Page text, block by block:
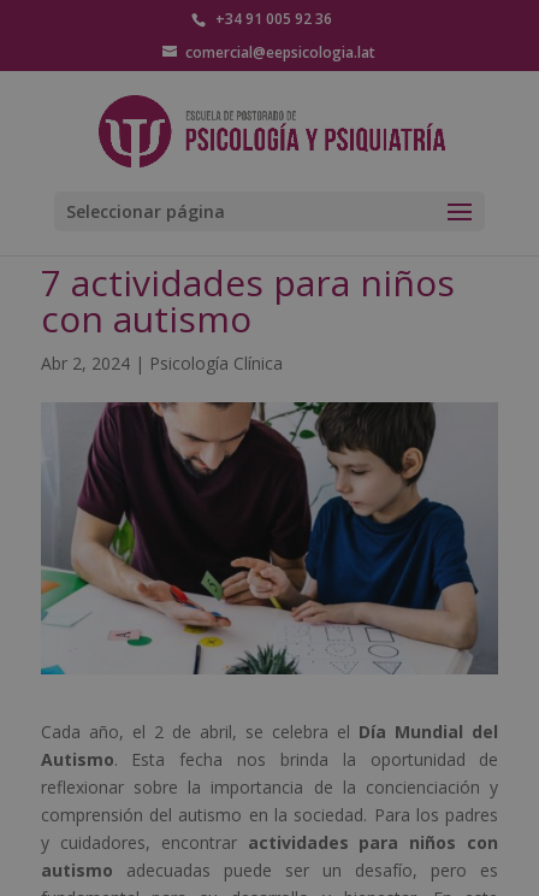
+34 91 005 92 36
comercial@eepsicologia.lat
Seleccionar página
7 actividades para niños
con autismo
Abr 2, 2024| Psicología Clínica
Cada año, el 2 de abril, se celebra el Día Mundial del
Autismo. Esta fecha nos brinda la oportunidad de
reflexionar sobre la importancia de la concienciación y
comprensión del autismo en la sociedad. Para los padres
y cuidadores, encontrar actividades para niños con
autismo adecuadas puede ser un desafío, pero es